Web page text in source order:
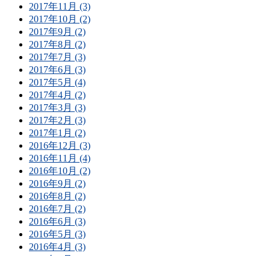
2017年11月 (3)
2017年10月 (2)
2017年9月 (2)
2017年8月 (2)
2017年7月 (3)
2017年6月 (3)
2017年5月 (4)
2017年4月 (2)
2017年3月 (3)
2017年2月 (3)
2017年1月 (2)
2016年12月 (3)
2016年11月 (4)
2016年10月 (2)
2016年9月 (2)
2016年8月 (2)
2016年7月 (2)
2016年6月 (3)
2016年5月 (3)
2016年4月 (3)